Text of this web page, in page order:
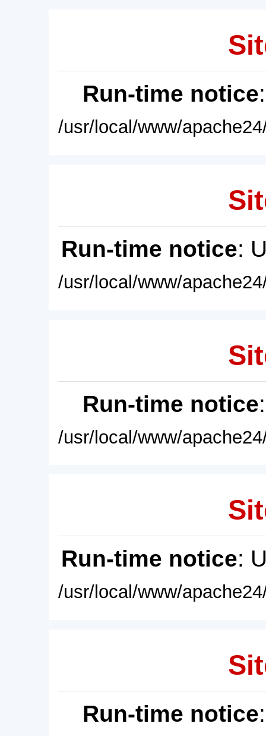
Run-time notice
/usr/local/www/
Run-time notice:
/usr/local/www/
Run-time notice
/usr/local/www/
Run-time notice:
/usr/local/www/
Run-time notice